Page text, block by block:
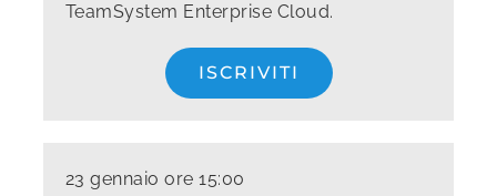
TeamSystem Enterprise Cloud.
ISCRIVITI
23 gennaio ore 15:00